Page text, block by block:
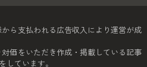
ら支払われる広告収入により運営が成
価をいただき作成・掲載している記事
ています。